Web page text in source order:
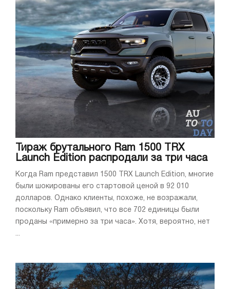
Тираж брутального Ram 1500 TRX
Launch Edition распродали за три часа
Когда Ram представил 1500 TRX Launch Edition, многие
были шокированы его стартовой ценой в 92 010
долларов. Однако клиенты, похоже, не возражали,
поскольку Ram объявил, что все 702 единицы были
проданы «примерно за три часа». Хотя, вероятно, нет
...